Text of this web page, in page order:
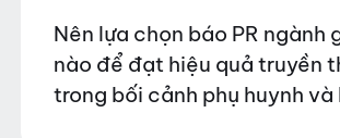
Nên lựa chọn báo PR ngành
nào để đạt hiệu quả truyền
trong bối cảnh phụ huynh và